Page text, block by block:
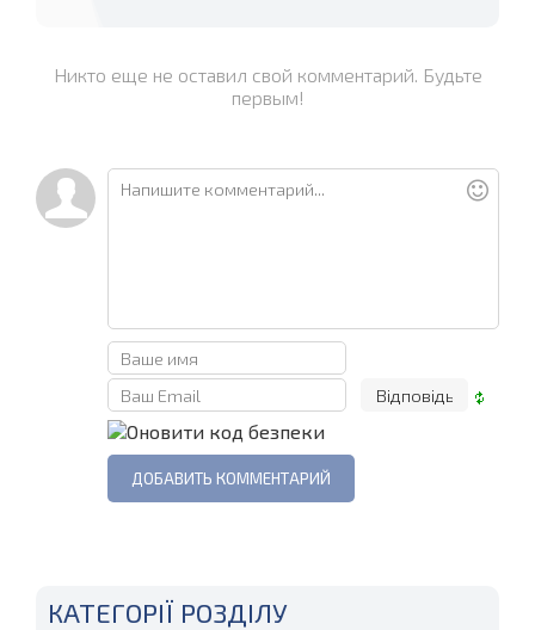
Никто еще не оставил свой комментарий. Будьте
первым!
КАТЕГОРІЇ РОЗДІЛУ